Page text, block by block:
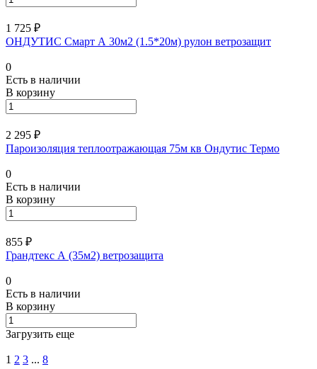
1 725 ₽
ОНДУТИС Смарт А 30м2 (1.5*20м) рулон ветрозащит
0
Есть в наличии
В корзину
2 295 ₽
Пароизоляция теплоотражающая 75м кв Ондутис Термо
0
Есть в наличии
В корзину
855 ₽
Грандтекс А (35м2) ветрозащита
0
Есть в наличии
В корзину
Загрузить еще
1 2 3 ... 8